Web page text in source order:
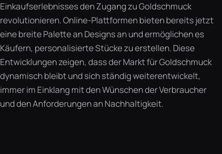
Einkaufserlebnisses den Zugang zu Goldschmuck
revolutionieren. Online-Plattformen bieten bereits jetzt
eine breite Palette an Designs an und ermöglichen es
Käufern, personalisierte Stücke zu erstellen. Diese
Entwicklungen zeigen, dass der Markt für Goldschmuck
dynamisch bleibt und sich ständig weiterentwickelt,
immer im Einklang mit den Wünschen der Verbraucher
und den Anforderungen an Nachhaltigkeit.